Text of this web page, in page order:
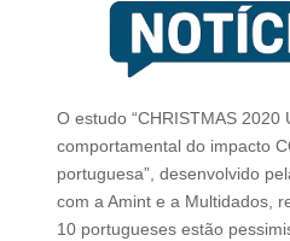
O estudo “CHRISTMAS 2020
comportamental do impacto
portuguesa”, desenvolvido
com a Amint e a Multidados,
10 portugueses estão